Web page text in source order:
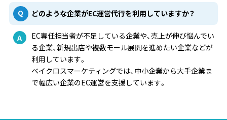
どのような企業がEC運営代行を利用していますか？
EC専任担当者が不足している企業や、売上が伸び悩んでい
る企業、新規出店や複数モール展開を進めたい企業などが
利用しています。
ベイクロスマーケティングでは、中小企業から大手企業ま
で幅広い企業のEC運営を支援しています。